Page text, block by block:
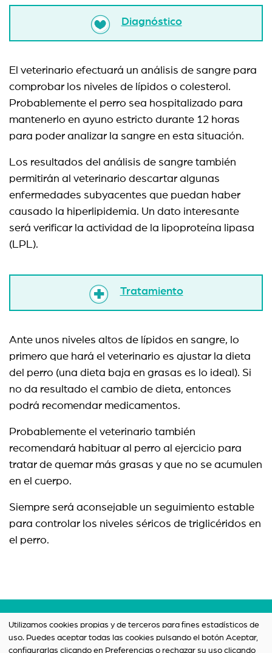
Diagnóstico
El veterinario efectuará un análisis de sangre para
comprobar los niveles de lípidos o colesterol.
Probablemente el perro sea hospitalizado para
mantenerlo en ayuno estricto durante 12 horas
para poder analizar la sangre en esta situación.
Los resultados del análisis de sangre también
permitirán al veterinario descartar algunas
enfermedades subyacentes que puedan haber
causado la hiperlipidemia. Un dato interesante
será verificar la actividad de la lipoproteína lipasa
(LPL).
Tratamiento
Ante unos niveles altos de lípidos en sangre, lo
primero que hará el veterinario es ajustar la dieta
del perro (una dieta baja en grasas es lo ideal). Si
no da resultado el cambio de dieta, entonces
podrá recomendar medicamentos.
Probablemente el veterinario también
recomendará habituar al perro al ejercicio para
tratar de quemar más grasas y que no se acumulen
en el cuerpo.
Siempre será aconsejable un seguimiento estable
para controlar los niveles séricos de triglicéridos en
el perro.
Términos y condiciones
Política de privacidad
Utilizamos cookies propias y de terceros para fines estadísticos de
uso. Puedes aceptar todas las cookies pulsando el botón Aceptar,
configurarlas clicando en Preferencias o rechazar su uso clicando